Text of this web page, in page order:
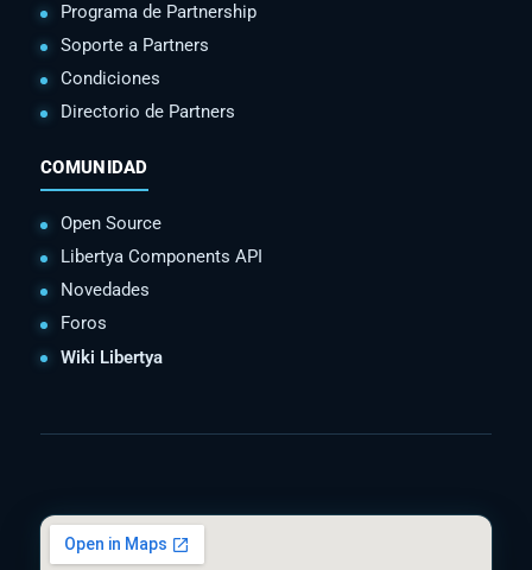
Programa de Partnership
Soporte a Partners
Condiciones
Directorio de Partners
COMUNIDAD
Open Source
Libertya Components API
Novedades
Foros
Wiki Libertya